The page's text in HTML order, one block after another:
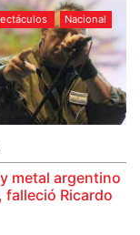
Nacional
metal argentino
falleció Ricardo